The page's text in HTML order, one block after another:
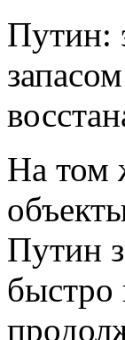
Путин:
На том
Путин
быстро